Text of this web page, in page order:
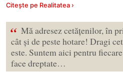
Citește pe Realitatea ›
“ Mă adresez cetățenilor, în
cât și de peste hotare! Dragi
este. Suntem aici pentru
face dreptate…